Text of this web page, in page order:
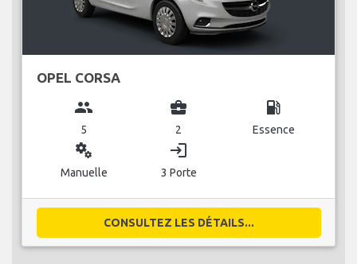
OPEL CORSA
group
5
business_center
2
local_gas_station
Essence
miscellaneous_services
Manuelle
login
3 Porte
CONSULTEZ LES DÉTAILS...